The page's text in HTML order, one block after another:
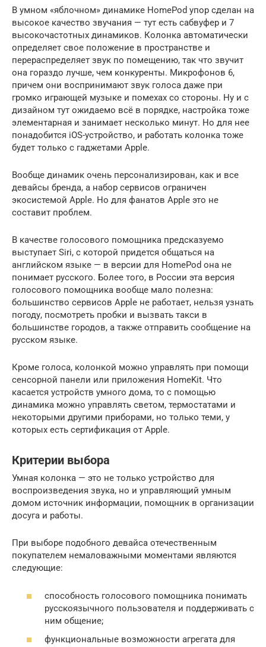
В умном «яблочном» динамике HomePod упор сделан на
высокое качество звучания — тут есть сабвуфер и 7
высокочастотных динамиков. Колонка автоматически
определяет свое положение в пространстве и
перераспределяет звук по помещению, так что звучит
она гораздо лучше, чем конкуренты. Микрофонов 6,
причем они воспринимают звук голоса даже при
громко играющей музыке и помехах со стороны. Ну и с
дизайном тут ожидаемо всё в порядке, настройка тоже
элементарная и занимает несколько минут. Но для нее
понадобится iOS-устройство, и работать колонка тоже
будет только с гаджетами Apple.
Вообще динамик очень персонализирован, как и все
девайсы бренда, а набор сервисов ограничен
экосистемой Apple. Но для фанатов Apple это не
составит проблем.
В качестве голосового помощника предсказуемо
выступает Siri, с которой придется общаться на
английском языке — в версии для HomePod она не
понимает русского. Более того, в России эта версия
голосового помощника вообще мало полезна:
большинство сервисов Apple не работает, нельзя узнать
погоду, посмотреть пробки и вызвать такси в
большинстве городов, а также отправить сообщение на
русском языке.
Кроме голоса, колонкой можно управлять при помощи
сенсорной панели или приложения HomeKit. Что
касается устройств умного дома, то с помощью
динамика можно управлять светом, термостатами и
некоторыми другими приборами, но только теми, у
которых есть сертификация от Apple.
Критерии выбора
Умная колонка — это не только устройство для
воспроизведения звука, но и управляющий умным
домом источник информации, помощник в организации
досуга и работы.
При выборе подобного девайса отечественным
покупателем немаловажными моментами являются
следующие:
способность голосового помощника понимать
русскоязычного пользователя и поддерживать с
ним общение;
функциональные возможности агрегата для